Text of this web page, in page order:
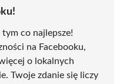
co najlepsze!
na Facebooku,
o lokalnych
Twoje zdanie się liczy